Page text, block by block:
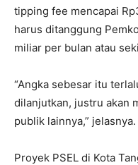
tipping fee mencapai
harus ditanggung
miliar per bulan atau
“Angka sebesar itu
dilanjutkan, justru akan
publik lainnya,” jelasnya.
Proyek PSEL di Kota